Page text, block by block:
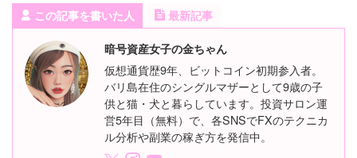
この記事を書いた人 最新記事
暗号資産女子の金ちゃん
仮想通貨歴9年、ビットコイン初期参入者。
バリ島在住のシングルマザーとして9歳の子
供と猫・犬と暮らしています。投資サロン運
営5年目（無料）で、各SNSでFXのテクニカ
ル分析や副業の稼ぎ方を発信中。